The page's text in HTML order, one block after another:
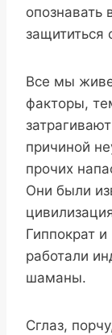
опознавать
защититься
Все мы
факторы,
причиной
прочих
Они были
Гиппократ
работали
шаманы.
Сглаз,